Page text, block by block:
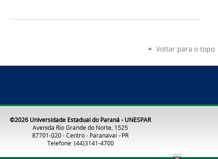
Voltar para o topo
©2026 Universidade Estadual do Paraná - UNESPAR
Avenida Rio Grande do Norte, 1525
87701-020 - Centro - Paranavaí - PR
Telefone: (44)3141-4700